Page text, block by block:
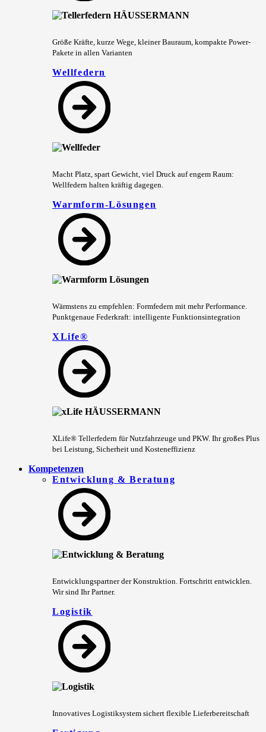
Größe Kräfte, kurze Wege, kleiner Bauraum, kompakte Power-
Pakete in allen Varianten
Wellfedern
Macht Platz, spart Gewicht, viel Druck auf engem Raum:
Wellfedern halten kräftig dagegen.
Warmform-Lösungen
Wärmstens zu empfehlen: Formfedern mit mehr Performance.
Punktgenaue Federkraft: intelligente Funktionsintegration
XLife®
XLife® Tellerfedern für Nutzfahrzeuge und PKW. Ihr großes Plus
bei Leistung, Sicherheit und Kosteneffizienz
Kompetenzen
Entwicklung & Beratung
Entwicklungspartner der Konstruktion. Fortschritt entwicklen.
Wir sind Ihr Partner.
Logistik
Innovatives Logistiksystem sichert flexible Lieferbereitschaft